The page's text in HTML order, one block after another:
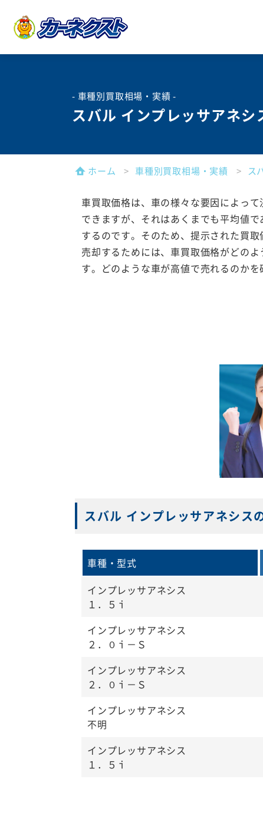
- 車種別買取相場・実績 -
スバル インプレッサアネ
ホーム 車種別買取相場・実績 ス
車買取価格は、車の様々な要因によっ
できますが、それはあくまでも平均値
するのです。そのため、提示された買
売却するためには、車買取価格がどの
す。どのような車が高値で売れるのかを
スバル インプレッサアネシス
車種・型式
インプレッサアネシス
１．５ｉ
インプレッサアネシス
２．０ｉ－Ｓ
インプレッサアネシス
２．０ｉ－Ｓ
インプレッサアネシス
不明
インプレッサアネシス
１．５ｉ